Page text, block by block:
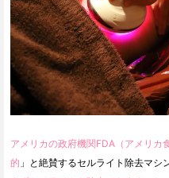
アメリカの政府機関FDA（アメリカ
的 」と絶賛するセルライト除去マシ